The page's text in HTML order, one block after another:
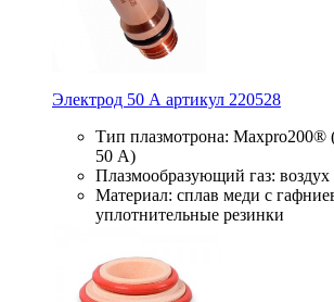
Электрод 50 А артикул 220528
Тип плазмотрона: Maxpro200®
50 А)
Плазмообразующий газ:
Материал: сплав меди с
уплотнительные резинки